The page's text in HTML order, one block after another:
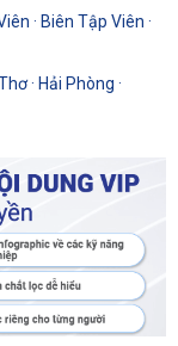
· Biên Tập Viên ·
· Hải Phòng ·